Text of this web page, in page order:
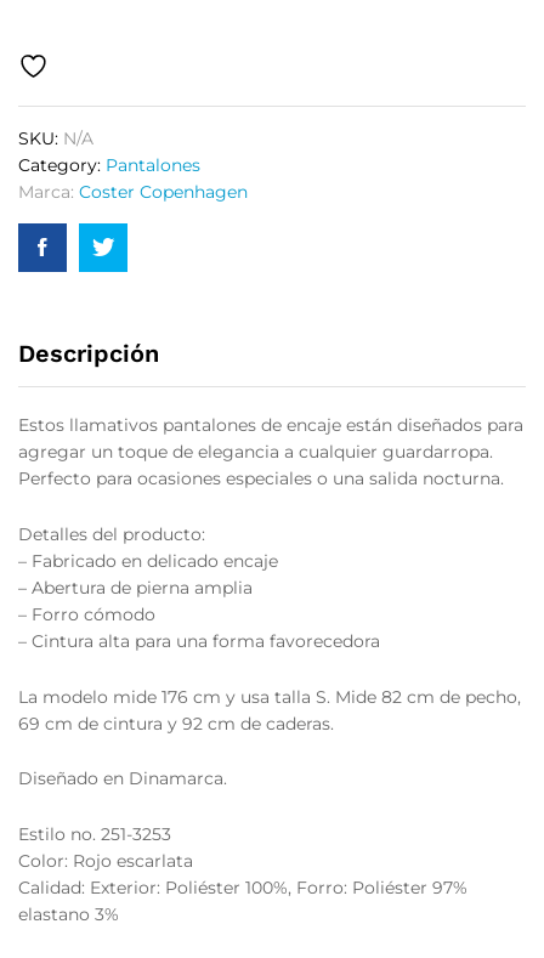
SKU: N/A
Category: Pantalones
Marca: Coster Copenhagen
Descripción
Estos llamativos pantalones de encaje están diseñados para
agregar un toque de elegancia a cualquier guardarropa.
Perfecto para ocasiones especiales o una salida nocturna.
Detalles del producto:
– Fabricado en delicado encaje
– Abertura de pierna amplia
– Forro cómodo
– Cintura alta para una forma favorecedora
La modelo mide 176 cm y usa talla S. Mide 82 cm de pecho,
69 cm de cintura y 92 cm de caderas.
Diseñado en Dinamarca.
Estilo no. 251-3253
Color: Rojo escarlata
Calidad: Exterior: Poliéster 100%, Forro: Poliéster 97%
elastano 3%